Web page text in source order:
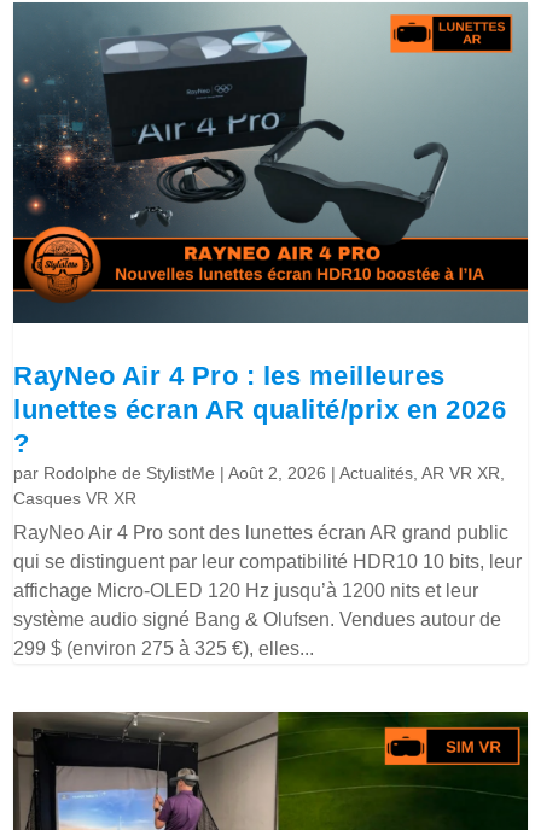
RayNeo Air 4 Pro : les meilleures
lunettes écran AR qualité/prix en 2026
?
par Rodolphe de StylistMe |Août 2, 2026 |Actualités ,AR VR XR
Casques VR XR
RayNeo Air 4 Pro sont des lunettes écran AR grand public
qui se distinguent par leur compatibilité HDR10 10 bits, leur
affichage Micro-OLED 120 Hz jusqu’à 1200 nits et leur
système audio signé Bang & Olufsen. Vendues autour de
299 $ (environ 275 à 325 €), elles...